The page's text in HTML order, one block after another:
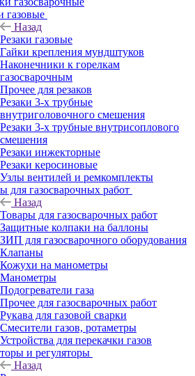
газовые
Назад
Резаки газовые
Гайки крепления мундштуков
Наконечники к горелкам
газосварочным
Прочее для резаков
Резаки 3-х трубные
внутриголовочного смешения
Резаки 3-х трубные внутрисоплового
смешения
Резаки инжекторные
Резаки керосиновые
Узлы вентилей и ремкомплекты
для газосварочных работ
Назад
Товары для газосварочных работ
Защитные колпаки на баллоны
ЗИП для газосварочного оборудования
Клапаны
Кожухи на манометры
Манометры
Подогреватели газа
Прочее для газосварочных работ
Рукава для газовой сварки
Смесители газов, ротаметры
Устройства для перекачки газов
и регуляторы
Назад